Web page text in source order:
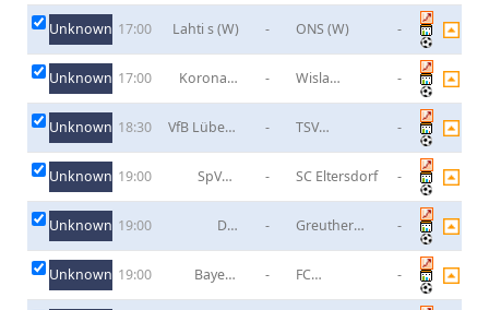
Unknown 17:00 Lahti s (W) - ONS (W) -
Unknown 17:00
Korona II
-
Wisla
-
Unknown 18:30
VfB Lübeck
-
TSV
Satrup
-
Unknown 19:00
SpVgg
- SC Eltersdorf -
Unknown 19:00
DJK
-
Greuther
-
Unknown 19:00
Bayern
-
FC
-